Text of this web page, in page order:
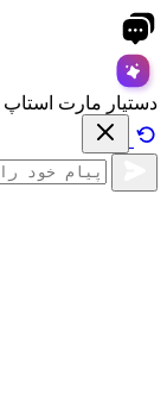
دستیار مارت استاپ